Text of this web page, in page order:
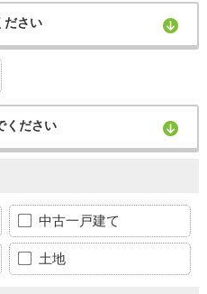
ださい
ください
中古一戸建て
土地